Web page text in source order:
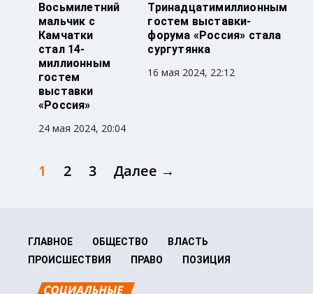
Восьмилетний
мальчик с
Камчатки
стал 14-
миллионным
гостем
выставки
«Россия»
24 мая 2024, 20:04
Тринадцатимиллионным
гостем выставки-
форума «Россия» стала
сургутянка
16 мая 2024, 22:12
1 2 3 Далее →
ГЛАВНОЕ ОБЩЕСТВО
ВЛАСТЬ
ПРОИСШЕСТВИЯ
ПРАВО ПОЗИЦИЯ